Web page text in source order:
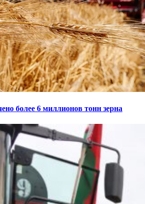
более 6 миллионов тонн зерна